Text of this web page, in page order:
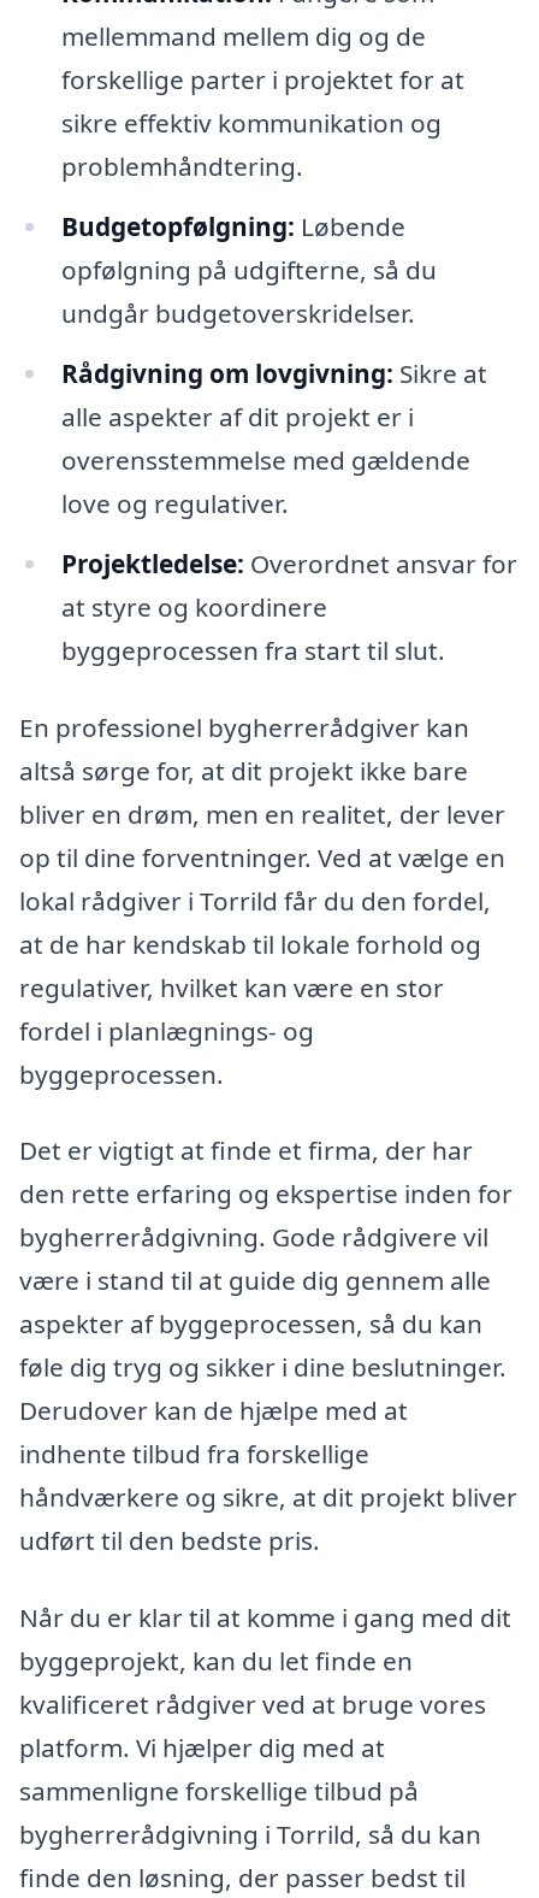
mellemmand mellem dig og de
forskellige parter i projektet for at
sikre effektiv kommunikation og
problemhåndtering.
Budgetopfølgning: Løbende
opfølgning på udgifterne, så du
undgår budgetoverskridelser.
Rådgivning om lovgivning: Sikre at
alle aspekter af dit projekt er i
overensstemmelse med gældende
love og regulativer.
Projektledelse: Overordnet ansvar for
at styre og koordinere
byggeprocessen fra start til slut.
En professionel bygherrerådgiver kan
altså sørge for, at dit projekt ikke bare
bliver en drøm, men en realitet, der lever
op til dine forventninger. Ved at vælge en
lokal rådgiver i Torrild får du den fordel,
at de har kendskab til lokale forhold og
regulativer, hvilket kan være en stor
fordel i planlægnings- og
byggeprocessen.
Det er vigtigt at finde et firma, der har
den rette erfaring og ekspertise inden for
bygherrerådgivning. Gode rådgivere vil
være i stand til at guide dig gennem alle
aspekter af byggeprocessen, så du kan
føle dig tryg og sikker i dine beslutninger.
Derudover kan de hjælpe med at
indhente tilbud fra forskellige
håndværkere og sikre, at dit projekt bliver
udført til den bedste pris.
Når du er klar til at komme i gang med dit
byggeprojekt, kan du let finde en
kvalificeret rådgiver ved at bruge vores
platform. Vi hjælper dig med at
sammenligne forskellige tilbud på
bygherrerådgivning i Torrild, så du kan
finde den løsning, der passer bedst til